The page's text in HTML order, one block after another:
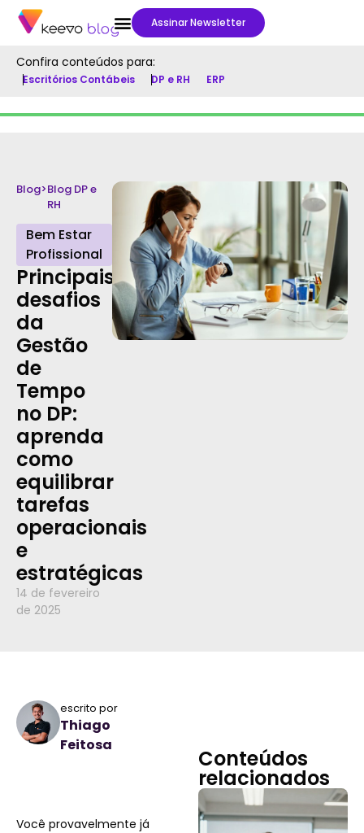
Assinar Newsletter
Confira conteúdos para:
Escritórios Contábeis DP e RH ERP
Blog>Blog DP e
RH
Bem Estar
Profissional
Principais
desafios
da
Gestão
de
Tempo
no DP:
aprenda
como
equilibrar
tarefas
operacionais
e
estratégicas
14 de fevereiro
de 2025
escrito por
Thiago
Feitosa
Você provavelmente já
Conteúdos
relacionados